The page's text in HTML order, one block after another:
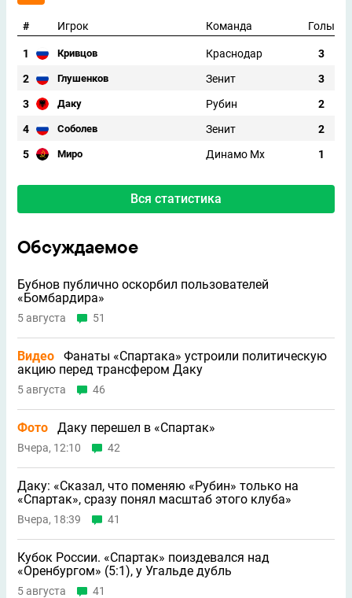
# Игрок Команда Голы
1 Кривцов Краснодар
3
2
Глушенков Зенит
3
3
Даку Рубин
2
4
Соболев Зенит
2
5
Миро Динамо Мх 1
Вся статистика
Обсуждаемое
Бубнов публично оскорбил пользователей
«Бомбардира»
5 августа 51
Видео
Фанаты «Спартака» устроили политическую
акцию перед трансфером Даку
5 августа 46
Фото Даку перешел в «Спартак»
Вчера, 12:10 42
Даку: «Сказал, что поменяю «Рубин» только на
«Спартак», сразу понял масштаб этого клуба»
Вчера, 18:39 41
Кубок России. «Спартак» поиздевался над
«Оренбургом» (5:1), у Угальде дубль
5 августа 41